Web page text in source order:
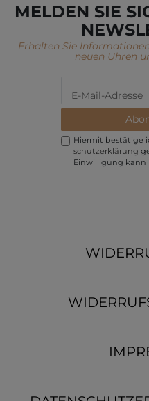
MELDEN SIE
Erhalten Sie
neuen Uhren
Hiermit bestätige
schutz­erklärung
Einwilligung kann